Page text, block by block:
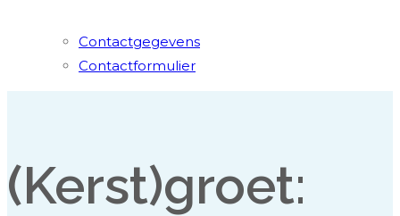
Contactgegevens
Contactformulier
(Kerst)groet: